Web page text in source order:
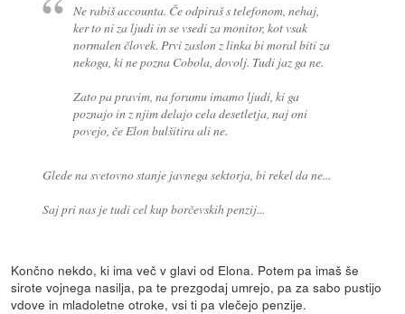
Ne rabiš accounta. Če odpiraš s telefonom, nehaj,
ker to ni za ljudi in se vsedi za monitor, kot vsak
normalen človek. Prvi zaslon z linka bi moral biti za
nekoga, ki ne pozna Cobola, dovolj. Tudi jaz ga ne.
Zato pa pravim, na forumu imamo ljudi, ki ga
poznajo in z njim delajo cela desetletja, naj oni
povejo, če Elon bulšitira ali ne.
Glede na svetovno stanje javnega sektorja, bi rekel da ne...
Saj pri nas je tudi cel kup borčevskih penzij...
Končno nekdo, ki ima več v glavi od Elona. Potem pa imaš še
sirote vojnega nasilja, pa te prezgodaj umrejo, pa za sabo pustijo
vdove in mladoletne otroke, vsi ti pa vlečejo penzije.